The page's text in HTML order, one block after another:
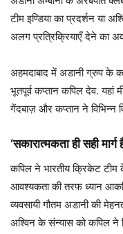
टीम इण्डिया का प्रदर्शन या
अलग प्रत्रिक्रियाएँ देने का
अहमदाबाद में अडानी ग्रुप के
भूतपूर्व कप्तान कपिल देव. यहां
गेंदबाज़ और कप्तान ने विभिन्न
‘सकारात्मकता ही सही मार्ग
कपिल ने भारतीय क्रिकेट टीम
आवश्यकता की तरफ ध्यान
व्यवसायी गौतम अडानी की
अश्विन के संन्यास को कपिल ने